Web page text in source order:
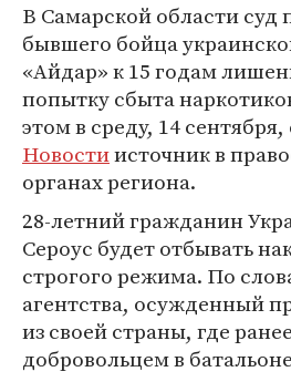
В Самарской области суд
бывшего бойца
«Айдар» к 15 годам
попытку сбыта
этом в среду, 14
Новостиисточник в
органах региона.
28-летний гражданин
Сероус будет отбывать
строгого режима. По
агентства, осужденный
из своей страны, где
добровольцем в